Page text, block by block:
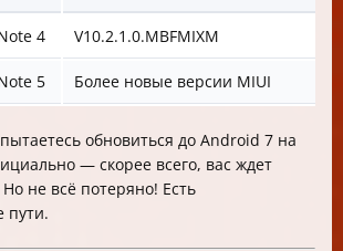
4 V10.2.1.0.MBFMIXM
5 Более новые версии MIUI
обновиться до Android 7 на
— скорее всего, вас ждет
не всё потеряно! Есть
пути.